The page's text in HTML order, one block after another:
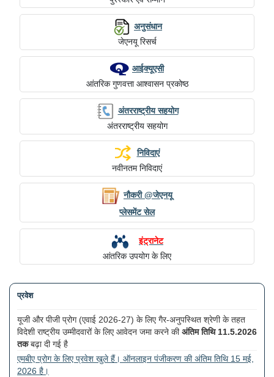
अनुसंधान
जेएनयू रिसर्च
आईक्यूएसी
आंतरिक गुणवत्ता आश्वासन प्रकोष्ठ
अंतरराष्ट्रीय सहयोग
अंतरराष्ट्रीय सहयोग
निविदाएं
नवीनतम निविदाएं
नौकरी @जेएनयू
प्लेसमेंट सेल
इंट्रानेट
आंतरिक उपयोग के लिए
प्रवेश
यूजी और पीजी प्रोग (एवाई 2026-27) के लिए गैर-अनुपस्थित श्रेणी के तहत
विदेशी राष्ट्रीय उम्मीदवारों के लिए आवेदन जमा करने कीअंतिम तिथि 11.5.2026
तकबढ़ा दी गई है
एमबीए प्रोग के लिए प्रवेश खुले हैं। ऑनलाइन पंजीकरण की अंतिम तिथि 15 मई,
2026 है।